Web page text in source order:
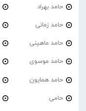
حامد بهراد
حامد زمانی
حامد ماهینی
حامد موسوی
حامد همایون
حامی